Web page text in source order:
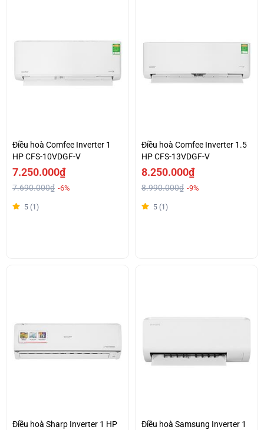
Điều hoà Comfee Inverter 1
HP CFS-10VDGF-V
7.250.000₫
7.690.000₫ -6%
5 (1)
Điều hoà Comfee Inverter 1.5
HP CFS-13VDGF-V
8.250.000₫
8.990.000₫ -9%
5 (1)
Điều hoà Sharp Inverter 1 HP
Điều hoà Samsung Inverter 1